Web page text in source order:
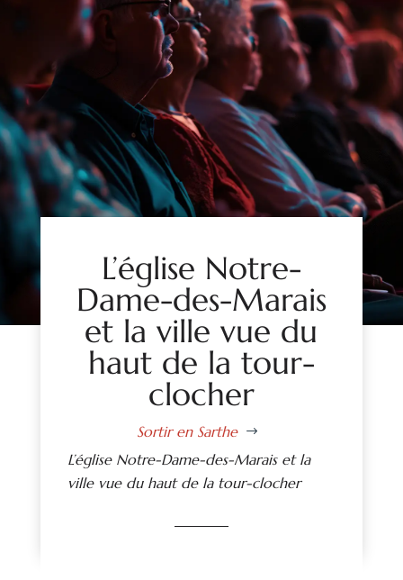
L’église Notre-
Dame-des-Marais
et la ville vue du
haut de la tour-
clocher
Sortir en Sarthe $
L’église Notre-Dame-des-Marais et la
ville vue du haut de la tour-clocher